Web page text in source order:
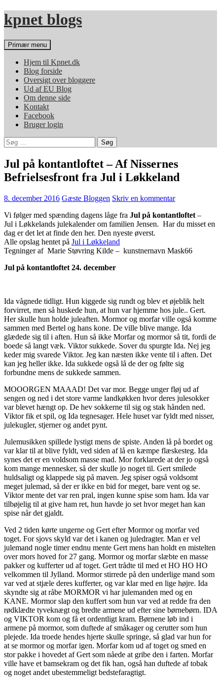
Hop
til
kpnet blogs
Søg
Primær menu
Hjem til Kpnet.dk
Blog forside
Oversigt over bloggere
Ud af EU Blog
Om denne side
Kontakt
Facebook
Bruger login
Søg
efter:
Jul på kontantloftet – Af Nissernes
Befrielsesfront fra Jul i Løkkeland
8. december 2016 Gæste Bloggen Skriv en kommentar
Vi følger med spænding dagens låge fra Jul på kontantloftet –
Jul i Løkkelands julekalender om familien Jensen. Har du misset en
dag er det let at finde den her. Den nyeste øverst.
Alle opslag hentet på Jul i Løkkeland
Tegninger af Marie Støvring Kilde – kunstnernavn Mask66
Jul på kontantloftet 24. december
Ida vågnede tidligt. Hun kiggede sig rundt og blev et øjeblik helt
forvirret, men så huskede hun, at hun var hjemme hos jule.. Gert.
Her skulle hun holde juleaften. Mormor og morfar ville også komme
sammen med Bertel og hans kone. De ville blive mange. Ida
glædede sig til i aften. Hun så ikke Morfar og mormor så tit, fordi de
boede så langt væk. Viktor sukkede. Sover du spurgte Ida. Nej jeg
keder mig svarede Viktor. Jeg kan næsten ikke vente til i aften. Det
kan jeg heller ikke. Ida sukkede også lå de der og følte sig
forbundne mens de sukkede sammen.
MOOORGEN MAAAD! Det var mor. Begge unger fløj ud af
sengen og ned i det store varme landkøkken hvor deres julesokker
var blevet hængt op. De hev sokkerne til sig og stak hånden ned.
Viktor fik et spil, og Ida tegnesager. Hele huset var fyldt med nisser,
julekugler, stjerner og andet pynt.
Julemusikken spillede lystigt mens de spiste. Anden lå på bordet og
var klar til at blive fyldt, ved siden af lå en kæmpe flæskesteg. Ida
synes det er en voldsom masse mad. Mor forklarede at der jo også
kom mange mennesker, så der skulle jo noget til. Gert smilede
huldsaligt og klappede sig på maven. Jeg spiser også voldsomt
meget julemad, så der er ikke en bid for meget, bare vent og se.
Viktor mente det var ren pral, ingen kunne spise som ham. Ida var
tilbøjelig til at give ham ret, hun havde jo set hvor meget han kan
spise når det gjaldt.
Ved 2 tiden kørte ungerne og Gert efter Mormor og morfar ved
toget. For sjovs skyld var det i kanen og juledragter. Man er vel
julemand nogle timer endnu mente Gert mens han holdt en mistelten
over mors hoved for 27 gang. Mormor og morfar slæbte en masse
pakker og kufferter ud af toget. Gert trådte til med et HO HO HO
velkommen til Jylland. Mormor stirrede på den underlige mand som
var ved at stjæle deres kufferter, og var klar med en lige højre. Ida
skyndte sig at råbe MORMOR vi har julemanden med og en
KANE. Mormor slap den kuffert som hun var ved at redde fra den
rødklædte tyveknægt og bredte armene ud efter sine børnebørn. IDA
og VIKTOR kom og få et ordentligt kram. Børnene løb ind i
armene på mormor, som duftede af småkager og cerutter som hun
plejede. Ida troede hendes hjerte skulle springe, så glad var hun for
at se mormor og morfar igen. Morfar kom ud af toget og smed en
stor pakke i hovedet af Gert som nåede at gribe den i farten. Morfar
ville have et bamsekram og det fik han, også han duftede af tobak
og noget andet ubestemmeligt bedstefaragtigt.